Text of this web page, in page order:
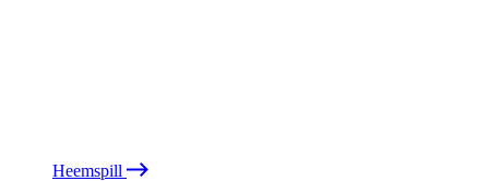
Heemspill